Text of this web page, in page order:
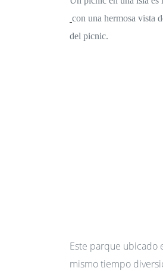
con una hermosa vista
del picnic.
Este parque ubicado
mismo tiempo